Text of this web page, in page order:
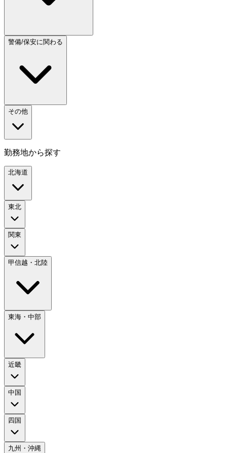
警備/保安に関わる
その他
勤務地から探す
北海道
東北
関東
甲信越・北陸
東海・中部
近畿
中国
四国
九州・沖縄